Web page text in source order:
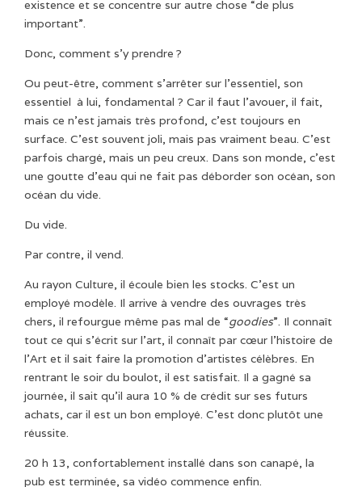
existence et se concentre sur autre chose “de plus
important”.
Donc, comment s’y prendre ?
Ou peut-être, comment s’arrêter sur l’essentiel, son
essentiel à lui, fondamental ? Car il faut l’avouer, il fait,
mais ce n’est jamais très profond, c’est toujours en
surface. C’est souvent joli, mais pas vraiment beau. C’est
parfois chargé, mais un peu creux. Dans son monde, c’est
une goutte d’eau qui ne fait pas déborder son océan, son
océan du vide.
Du vide.
Par contre, il vend.
Au rayon Culture, il écoule bien les stocks. C’est un
employé modèle. Il arrive à vendre des ouvrages très
chers, il refourgue même pas mal de “goodies”. Il connaît
tout ce qui s’écrit sur l’art, il connaît par cœur l’histoire de
l’Art et il sait faire la promotion d’artistes célèbres. En
rentrant le soir du boulot, il est satisfait. Il a gagné sa
journée, il sait qu’il aura 10 % de crédit sur ses futurs
achats, car il est un bon employé. C’est donc plutôt une
réussite.
20 h 13, confortablement installé dans son canapé, la
pub est terminée, sa vidéo commence enfin.